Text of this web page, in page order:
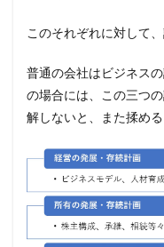
このそれぞれに対して
普通の会社はビジネス
の場合には、この三つ
解しないと、また揉め